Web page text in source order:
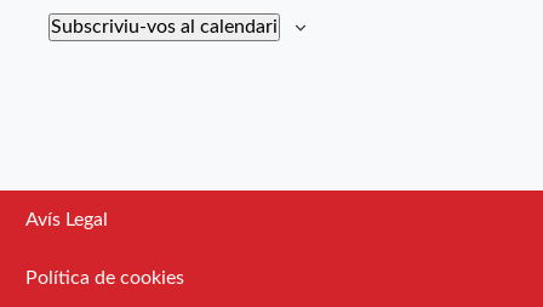
Subscriviu-vos al calendari
Avís Legal
Política de cookies